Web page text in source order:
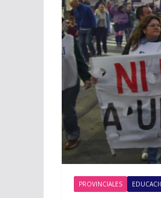
PROVINCIALES